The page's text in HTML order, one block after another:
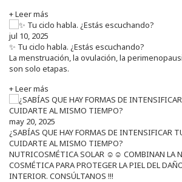
+ Leer más
jul 10, 2025
✨ Tu ciclo habla. ¿Estás escuchando?
La menstruación, la ovulación, la
son solo etapas.
+ Leer más
may 20, 2025
¿SABÍAS QUE HAY FORMAS DE INTENSIFICAR
CUIDARTE AL MISMO TIEMPO?
NUTRICOSMÉTICA SOLAR ☺️☺️ COMBINAN LA
COSMÉTICA PARA PROTEGER LA PIEL DEL
INTERIOR. CONSÚLTANOS !!!